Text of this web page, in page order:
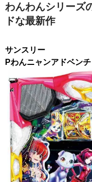
わんわんシリーズ
ドな最新作
サンスリー
Pわんニャンアドベン